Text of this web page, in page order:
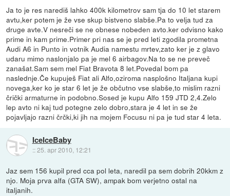
Ja to je res narediš lahko 400k kilometrov sam tja do 10 let starem
avtu,ker potem je že vse skup bistveno slabše.Pa to velja tud za
druge avte.V nesreči se ne obnese nobeden avto.ker odvisno kako
prime in kam prime.Primer pri nas se je pred leti zgodila prometna
Audi A6 in Punto in votnik Audia namestu mrtev,zato ker je z glavo
udaru mimo naslonjalo pa je mel 6 airbagov.Na to se ne preveč
zanašat.Sam sem mel Fiat Bravota 8 let.Povedal bom pa
naslednje.Če kupuješ Fiat ali Alfo,oziroma nasplošno Italjana kupi
novega,ker ko je star 6 let je že občutno vse slabše,to mislim razni
črički armaturne in podobno.Sosed je kupu Alfo 159 JTD 2,4.Zelo
lep avto ni kaj tud potegne zelo dobro,stara je 4 let in se že
pojavljajo razni črčki,ki jih na mojem Focusu ni pa je tud star 4 leta.
IceIceBaby
::25. apr 2010, 12:21
Jaz sem 156 kupil pred cca pol leta, naredil pa sem dobrih 20kkm z
njo. Moja prva alfa (GTA SW), ampak bom verjetno ostal na
italjanih.